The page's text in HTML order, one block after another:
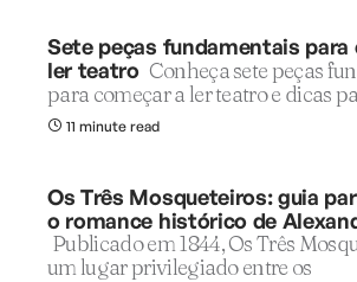
Sete peças fundamentais para
ler teatro Conheça sete peças
para começar a ler teatro e dicas
11 minute read
Os Três Mosqueteiros: guia
o romance histórico de
Publicado em 1844, Os Três
um lugar privilegiado entre os